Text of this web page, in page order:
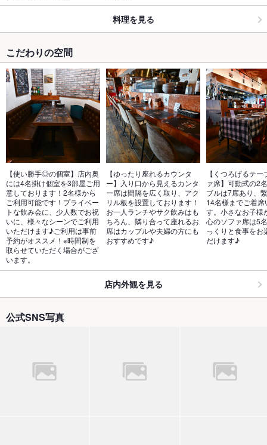
料理を見る
こだわりの空間
【使い勝手◎の個室】店内奥
には4名掛け個室を3部屋ご用
意しております！2名様から
ご利用可能です！プライベー
トな飲み会に、少人数でお祝
いに、様々なシーンでご利用
いただけます♪ご利用は事前
予約がオススメ！※時間制を
取らせていただく場合がござ
います。
【ゆったり座れるカウンタ
ー】入り口から見えるカンタ
ー席は間隔を広く取り、アク
リル板を設置しております！
お一人ランチやサク飲みはも
ちろん、隣り合って座れるお
席はカップルや夫婦の方にも
おすすめです♪
【くつろげるテー
ァ席】可動式の2
ブルは7席あり、
14名様までご着
す。小さなお子様
心のソファ席は5
っくりと食事をお
だけます♪
店内外観を見る
公式SNS写真